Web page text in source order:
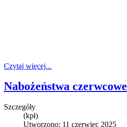
Czytaj więcej...
Nabożeństwa czerwcowe
Szczegóły
(kpł)
Utworzono: 11 czerwiec 2025